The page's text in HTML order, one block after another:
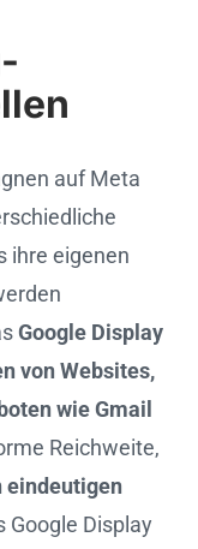
auf Meta
ihre eigenen
Google Display
von Websites,
wie Gmail
Reichweite,
eindeutigen
Google Display